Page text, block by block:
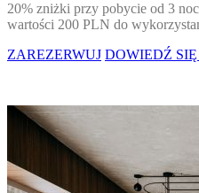
20% zniżki przy pobycie od 3
wartości 200 PLN do
ZAREZERWUJ DOWIEDŹ